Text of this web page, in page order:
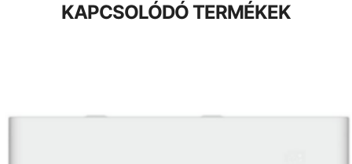
KAPCSOLÓDÓ TERMÉKEK